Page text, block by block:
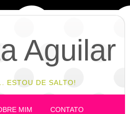
Aguilar
ESTOU DE SALTO!
MIM CONTATO